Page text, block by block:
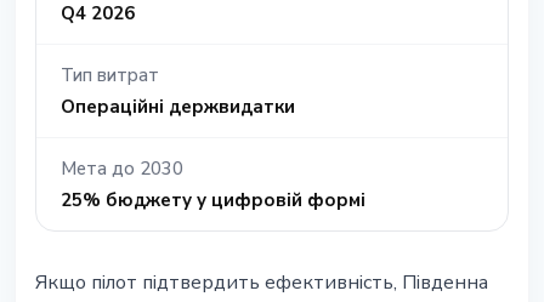
Q4 2026
Тип витрат
Операційні держвидатки
Мета до 2030
25% бюджету у цифровій формі
Якщо пілот підтвердить ефективність, Південна